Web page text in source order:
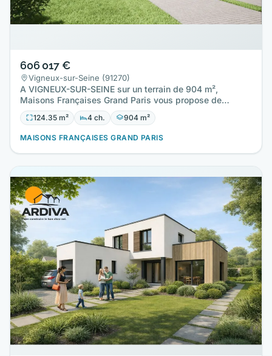
606 017 €
Vigneux-sur-Seine (91270)
A VIGNEUX-SUR-SEINE sur un terrain de 904 m²,
Maisons Françaises Grand Paris vous propose de
réaliser cette maison…
124.35 m² 4 ch. 904 m²
MAISONS FRANÇAISES GRAND PARIS